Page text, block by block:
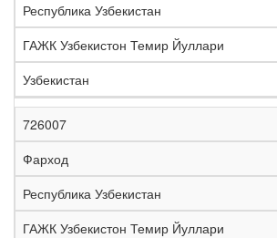
Республика Узбекистан
ГАЖК Узбекистон Темир Йуллари
Узбекистан
726007
Фарход
Республика Узбекистан
ГАЖК Узбекистон Темир Йуллари